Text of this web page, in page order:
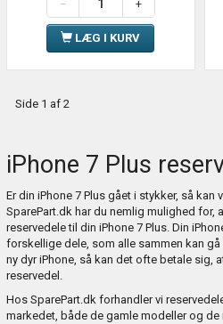
LÆG I KURV
Side 1 af 2
iPhone 7 Plus
Er din iPhone 7 Plus gået i stykker, så
SparePart.dk har du nemlig mulighed for,
reservedele til din iPhone 7 Plus. Din
forskellige dele, som alle sammen kan
ny dyr iPhone, så kan det ofte betale sig,
reservedel.
Hos SparePart.dk forhandler vi
markedet, både de gamle modeller og de